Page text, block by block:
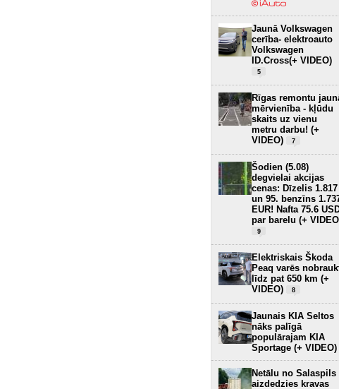
Jaunā Volkswagen
cerība- elektroauto
Volkswagen
ID.Cross(+ VIDEO)
5
Rīgas remontu
mērvienība - kļūdu
skaits uz vienu
metru darbu! (+
VIDEO)
7
Šodien (5.08)
degvielai akcijas
cenas: Dīzelis 1.817
un 95. benzīns
EUR! Nafta 75.6
par barelu (+
9
Elektriskais Škoda
Peaq varēs
līdz pat 650 km (+
VIDEO)
8
Jaunais KIA Seltos
nāks palīgā
populārajam KIA
Sportage (+ VIDEO)
Netālu no Salaspils
aizdedzies kravas